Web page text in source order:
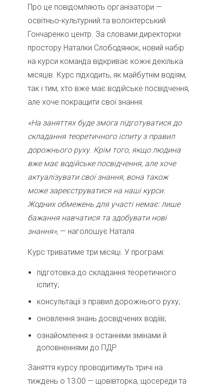
Про це повідомляють організатори —
освітньо-культурний та волонтерський
Гончаренко центр. За словами директорки
простору Наталки Слободянюк, новий набір
на курси команда відкриває кожні декілька
місяців. Курс підходить, як майбутнім водіям,
так і тим, хто вже має водійське посвідчення,
але хоче покращити свої знання.
«На заняттях буде змога підготуватися до
складання теоретичного іспиту з правил
дорожнього руху. Крім того, якщо людина
вже має водійське посвідчення, але хоче
актуалізувати свої знання, вона також
може зареєструватися на наші курси.
Жодних обмежень для участі немає: лише
бажання навчатися та здобувати нові
знання», — наголошує Наталя.
Курс триватиме три місяці. У програмі:
підготовка до складання теоретичного
іспиту;
консультації з правил дорожнього руху;
оновлення знань досвідчених водіїв;
ознайомлення з останніми змінами й
доповненнями до ПДР.
Заняття курсу проводитимуть тричі на
тиждень о 13:00 — щовівторка, щосереди та